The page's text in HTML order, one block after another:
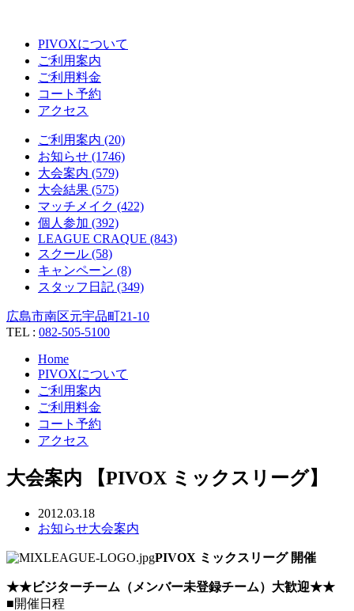
PIVOXについて
ご利用案内
ご利用料金
コート予約
アクセス
ご利用案内 (20)
お知らせ (1746)
大会案内 (579)
大会結果 (575)
マッチメイク (422)
個人参加 (392)
LEAGUE CRAQUE (843)
スクール (58)
キャンペーン (8)
スタッフ日記 (349)
広島市南区元宇品町21-10
TEL : 082-505-5100
Home
PIVOXについて
ご利用案内
ご利用料金
コート予約
アクセス
大会案内 【PIVOX ミックスリーグ】
2012.03.18
お知らせ大会案内
PIVOX ミックスリーグ 開催
★★ビジターチーム（メンバー未登録チーム）大歓迎★★
■開催日程